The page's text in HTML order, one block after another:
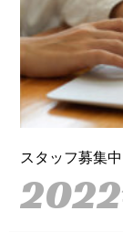
スタッフ募集中
2022